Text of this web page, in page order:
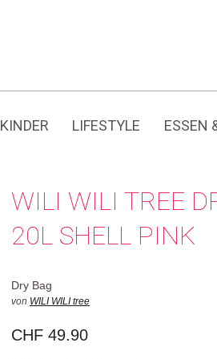
KINDER LIFESTYLE ESSEN
WILI WILI TREE
20L SHELL PINK
Dry Bag
von WILI WILI tree
CHF 49.90